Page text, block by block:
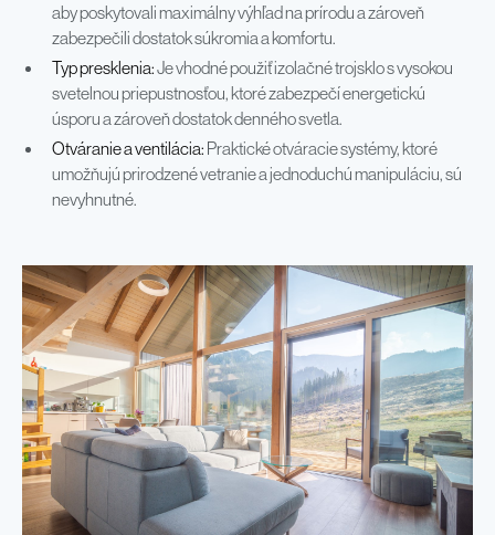
aby poskytovali maximálny výhľad na prírodu a zároveň
zabezpečili dostatok súkromia a komfortu.
Typ presklenia:Je vhodné použiť izolačné trojsklo s vysokou
svetelnou priepustnosťou, ktoré zabezpečí energetickú
úsporu a zároveň dostatok denného svetla.
Otváranie a ventilácia: Praktické otváracie systémy, ktoré
umožňujú prirodzené vetranie a jednoduchú manipuláciu, sú
nevyhnutné.